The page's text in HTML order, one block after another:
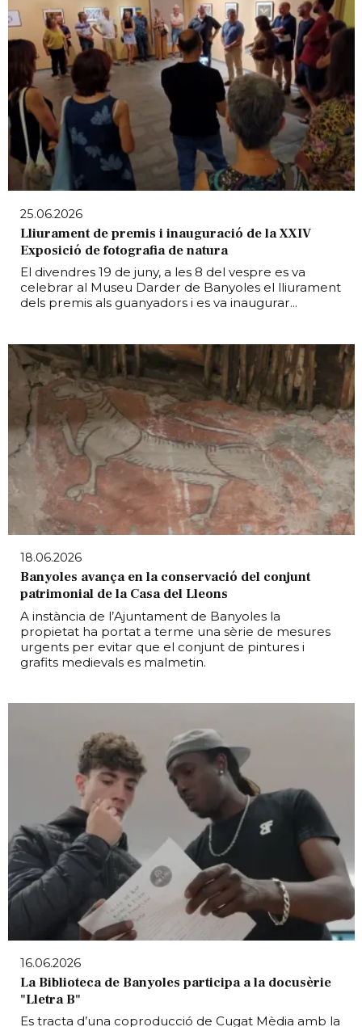
25.06.2026
Lliurament de premis i inauguració de la XXIV
Exposició de fotografia de natura
El divendres 19 de juny, a les 8 del vespre es va
celebrar al Museu Darder de Banyoles el lliurament
dels premis als guanyadors i es va inaugurar...
18.06.2026
Banyoles avança en la conservació del conjunt
patrimonial de la Casa del Lleons
A instància de l’Ajuntament de Banyoles la
propietat ha portat a terme una sèrie de mesures
urgents per evitar que el conjunt de pintures i
grafits medievals es malmetin.
16.06.2026
La Biblioteca de Banyoles participa a la docusèrie
"Lletra B"
Es tracta d’una coproducció de Cugat Mèdia amb la